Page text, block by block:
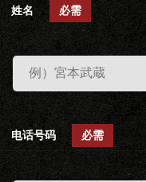
姓名 必需
电话号码 必需